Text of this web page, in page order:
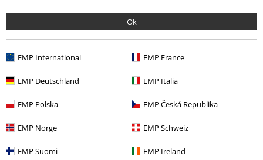
Ok
EMP International EMP France
EMP Deutschland EMP Italia
EMP Polska EMP Česká Republika
EMP Norge EMP Schweiz
EMP Suomi EMP Ireland
Siste besøk